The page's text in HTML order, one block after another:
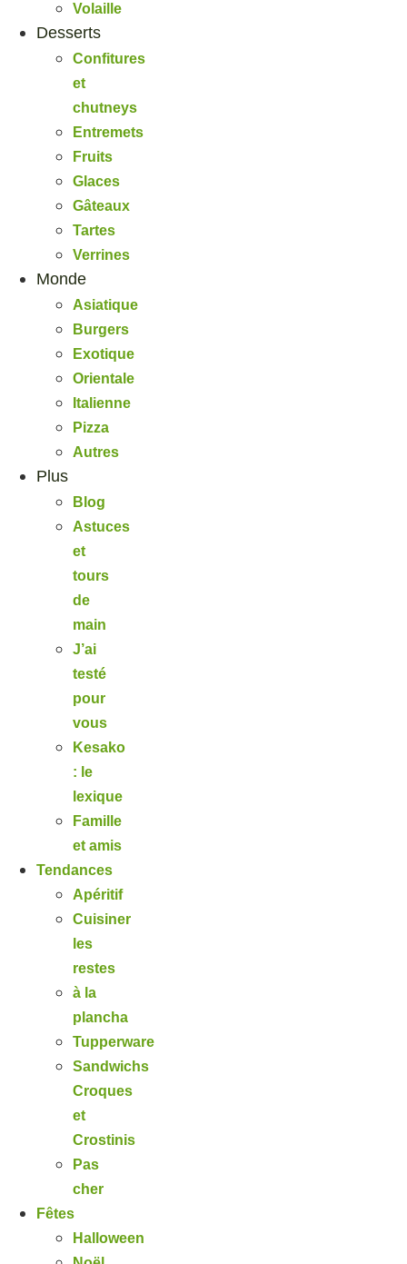
Volaille
Desserts
Confitures
et
chutneys
Entremets
Fruits
Glaces
Gâteaux
Tartes
Verrines
Monde
Asiatique
Burgers
Exotique
Orientale
Italienne
Pizza
Autres
Plus
Blog
Astuces
et
tours
de
main
J’ai
testé
pour
vous
Kesako
: le
lexique
Famille
et amis
Tendances
Apéritif
Cuisiner
les
restes
à la
plancha
Tupperware
Sandwichs
Croques
et
Crostinis
Pas
cher
Fêtes
Halloween